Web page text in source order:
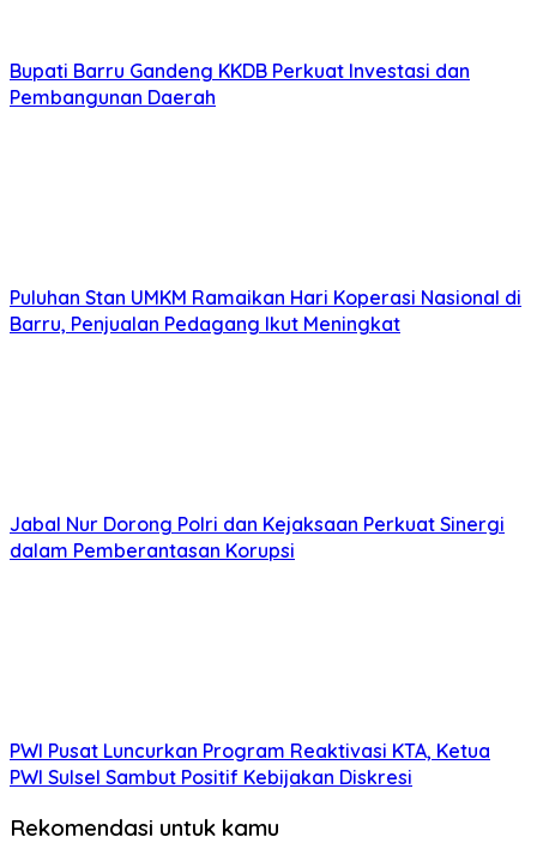
Bupati Barru Gandeng KKDB Perkuat Investasi dan
Pembangunan Daerah
Puluhan Stan UMKM Ramaikan Hari Koperasi Nasional di
Barru, Penjualan Pedagang Ikut Meningkat
Jabal Nur Dorong Polri dan Kejaksaan Perkuat Sinergi
dalam Pemberantasan Korupsi
PWI Pusat Luncurkan Program Reaktivasi KTA, Ketua
PWI Sulsel Sambut Positif Kebijakan Diskresi
Rekomendasi untuk kamu